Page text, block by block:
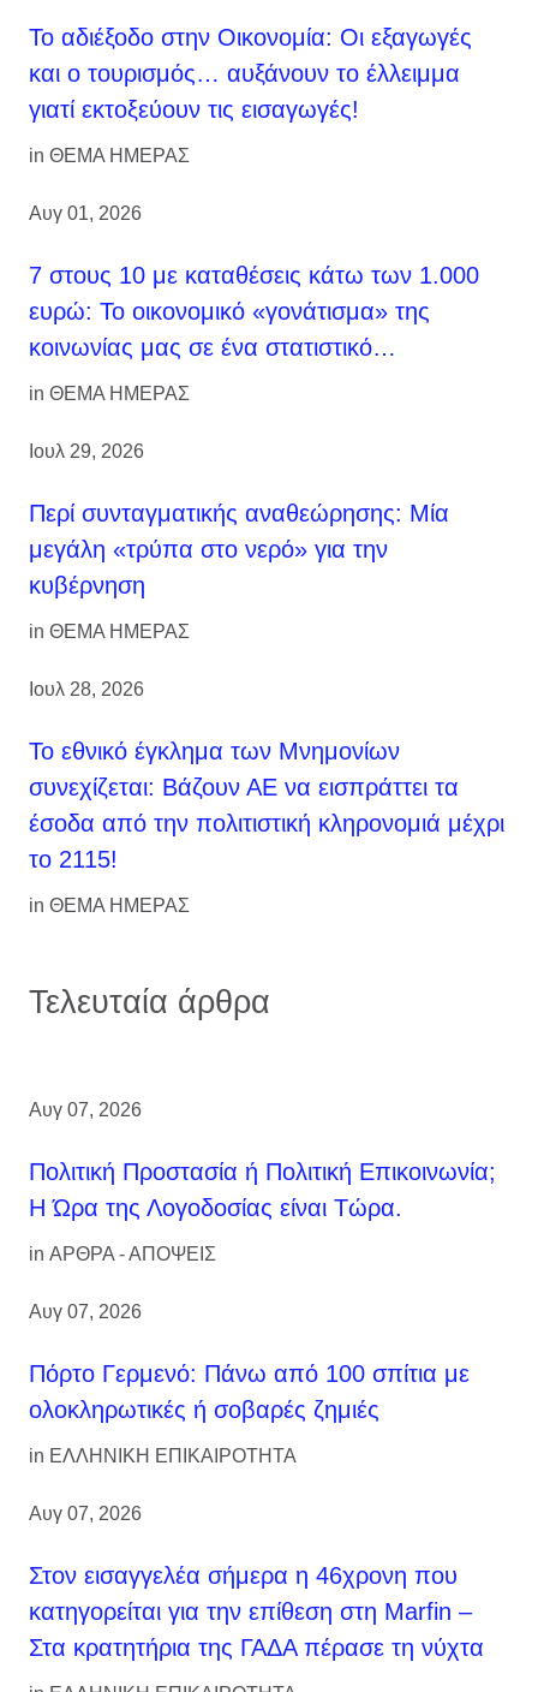
Το αδιέξοδο στην Οικονομία: Οι εξαγωγές
και ο τουρισμός… αυξάνουν το έλλειμμα
γιατί εκτοξεύουν τις εισαγωγές!
in ΘΕΜΑ ΗΜΕΡΑΣ
Αυγ 01, 2026
7 στους 10 με καταθέσεις κάτω των 1.000
ευρώ: Το οικονομικό «γονάτισμα» της
κοινωνίας μας σε ένα στατιστικό…
in ΘΕΜΑ ΗΜΕΡΑΣ
Ιουλ 29, 2026
Περί συνταγματικής αναθεώρησης: Μία
μεγάλη «τρύπα στο νερό» για την
κυβέρνηση
in ΘΕΜΑ ΗΜΕΡΑΣ
Ιουλ 28, 2026
Το εθνικό έγκλημα των Μνημονίων
συνεχίζεται: Βάζουν ΑΕ να εισπράττει τα
έσοδα από την πολιτιστική κληρονομιά μέχρι
το 2115!
in ΘΕΜΑ ΗΜΕΡΑΣ
Τελευταία άρθρα
Αυγ 07, 2026
Πολιτική Προστασία ή Πολιτική Επικοινωνία;
Η Ώρα της Λογοδοσίας είναι Τώρα.
in ΑΡΘΡΑ - ΑΠΟΨΕΙΣ
Αυγ 07, 2026
Πόρτο Γερμενό: Πάνω από 100 σπίτια με
ολοκληρωτικές ή σοβαρές ζημιές
in ΕΛΛΗΝΙΚΗ ΕΠΙΚΑΙΡΟΤΗΤΑ
Αυγ 07, 2026
Στον εισαγγελέα σήμερα η 46χρονη που
κατηγορείται για την επίθεση στη Marfin –
Στα κρατητήρια της ΓΑΔΑ πέρασε τη νύχτα